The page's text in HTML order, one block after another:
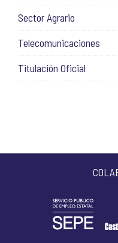
Sector Agrario
Telecomunicaciones
Titulación Oficial